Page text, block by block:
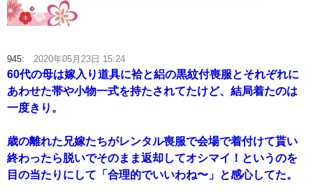
945: 2020年05月23日 15:24
60代の母は嫁入り道具に袷と絽の黒紋付喪服とそれぞれに
あわせた帯や小物一式を持たされてたけど、結局着たのは
一度きり。
歳の離れた兄嫁たちがレンタル喪服で会場で着付けて貰い
終わったら脱いでそのまま返却してオシマイ！というのを
目の当たりにして「合理的でいいわね〜」と感心してた。